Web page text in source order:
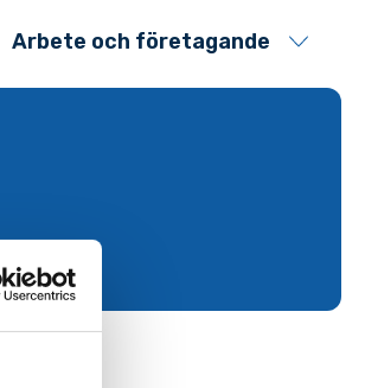
Arbete och företagande